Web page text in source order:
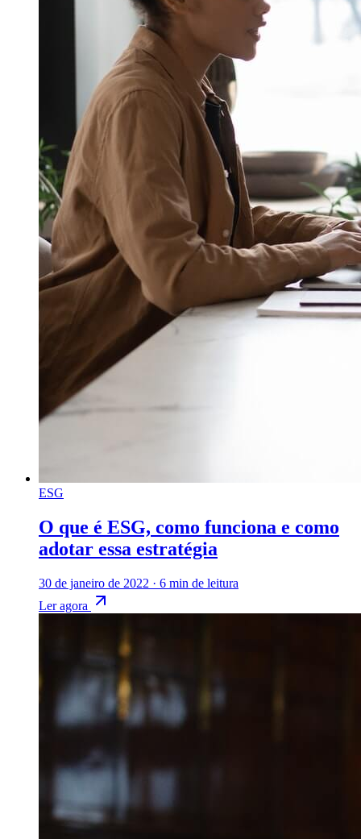
ESG
O que é ESG, como funciona e como
adotar essa estratégia
30 de janeiro de 2022 · 6 min de leitura
Ler agora